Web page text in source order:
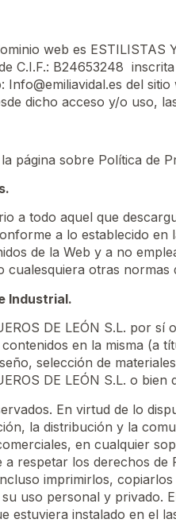
web es
C.I.F.: B24653248
del
dicho acceso y/o uso,
página sobre Política de
a todo aquel que
a lo establecido
de la Web y a no
cualesquiera otras
Industrial.
DE LEÓN S.L. por
en la misma (a
selección de
DE LEÓN S.L. o bien
En virtud de lo
la distribución y la
en cualquier
respetar los derechos de
imprimirlos,
uso personal y privado.
estuviera instalado en el